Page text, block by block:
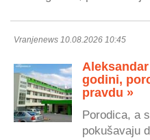
Vranjenews 10.08.2026 10:45
godini,
pravdu »
Porodica, a
pokušavaju